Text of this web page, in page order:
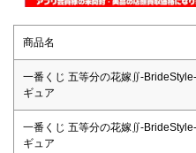
商品名
一番くじ 五等分の花嫁∬-
ギュア
一番くじ 五等分の花嫁∬-
ギュア